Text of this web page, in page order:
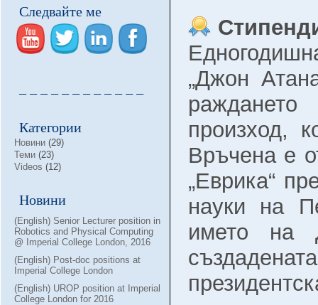
Следвайте ме
– – – – – – – – – – – –
Категории
Новини (29)
Теми (23)
Videos (12)
Новини
(English) Senior Lecturer position in
Robotics and Physical Computing
@ Imperial College London, 2016
(English) Post-doc positions at
Imperial College London
(English) UROP position at Imperial
College London for 2016
„Джон
произход,
Връчена е
„Еврика“
науки на
името на